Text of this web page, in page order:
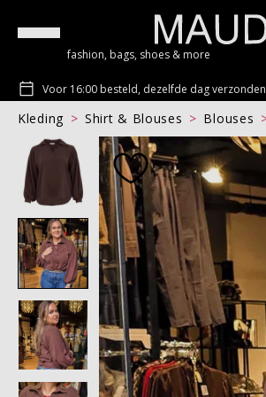
fashion, bags, shoes & more
Voor 16:00 besteld, dezelfde dag verzonden
Kleding Shirt & Blouses Blouses